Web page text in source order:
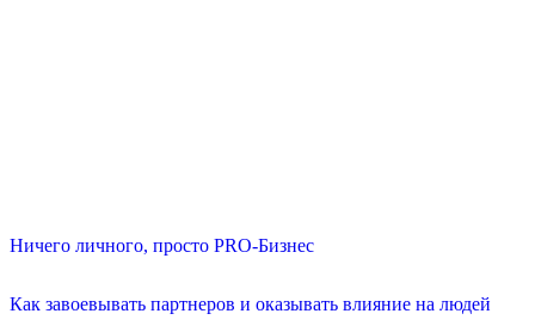
Ничего личного, просто PRO-Бизнес
Как завоевывать партнеров и оказывать влияние на людей